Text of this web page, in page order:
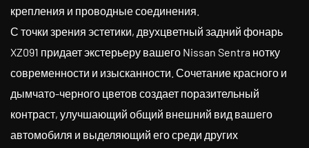
крепления и проводные соединения.
С точки зрения эстетики, двухцветный задний фонарь
XZ091 придает экстерьеру вашего Nissan Sentra нотку
современности и изысканности. Сочетание красного и
дымчато-черного цветов создает поразительный
контраст, улучшающий общий внешний вид вашего
автомобиля и выделяющий его среди других